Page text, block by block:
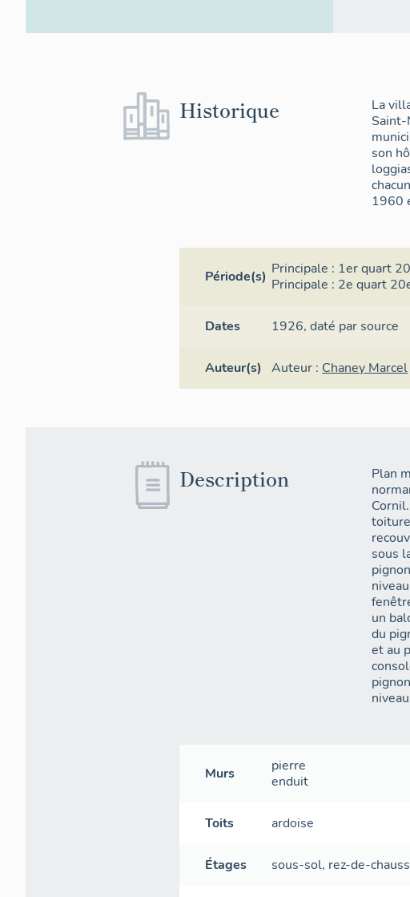
Historique
La
Saint-
son
1960
Période(s) Principale : 1er quart
Principale : 2e quart
Dates 1926,daté par source
Auteur(s) Auteur : Chaney Marcel
Description
Plan
sous
un
du
et au
Murs
pierre
enduit
Toits ardoise
Étages sous-sol, rez-de-